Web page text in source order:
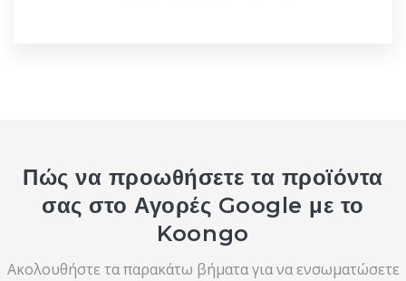
τουλάχιστον κάθε 30 ημέρες—συνιστάται
συχνότερη ενημέρωση.
Συμμορφωθείτε με τις πολιτικές του
Google Shopping, συμπεριλαμβανομένων των
περιορισμών σχετικά με απαγορευμένο
Πώς να προωθήσετε τα προϊόντα
σας στο Αγορές Google με το
Koongo
Ακολουθήστε τα παρακάτω βήματα για να ενσωματώσετε